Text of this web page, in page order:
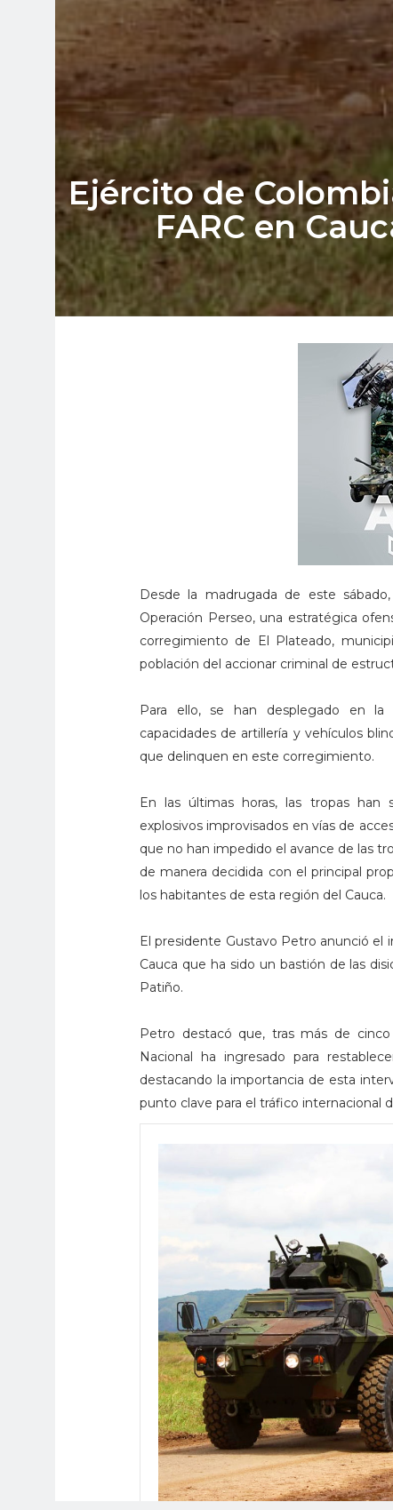
Ejército de
FARC en
Desde la madrugada de este
Operación Perseo, una estratégica
corregimiento de El Plateado,
población del accionar criminal de
Para ello, se han desplegado en la
capacidades de artillería y vehículos
que delinquen en este corregimiento.
En las últimas horas, las tropas
explosivos improvisados en vías de
que no han impedido el avance de las
de manera decidida con el principal
los habitantes de esta región del Cauca.
El presidente Gustavo Petro anunció
Cauca que ha sido un bastión de las
Patiño.
Petro destacó que, tras más de
Nacional ha ingresado para
destacando la importancia de esta
punto clave para el tráfico internacional